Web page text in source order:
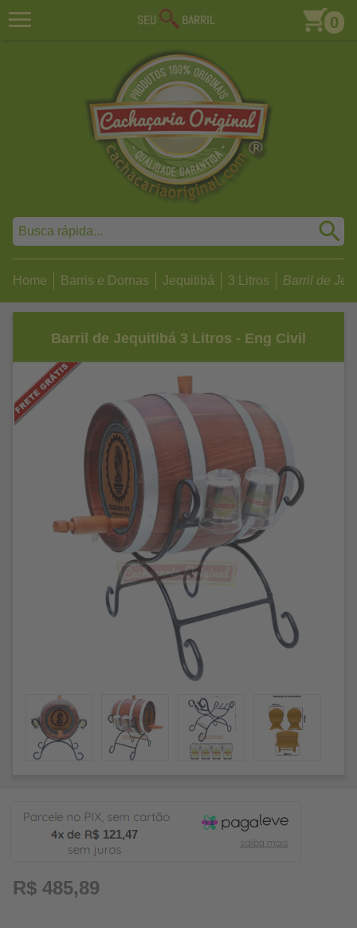
0
Home Barris e Dornas Jequitibá 3 Litros Barril de
Barril de Jequitibá 3 Litros - Eng Civil
121,47
R$ 485,89